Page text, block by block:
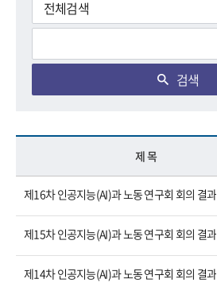
검색
제 목
제16차 인공지능(AI)과 노동 연구회 회의 결과
제15차 인공지능(AI)과 노동 연구회 회의 결과
제14차 인공지능(AI)과 노동 연구회 회의 결과